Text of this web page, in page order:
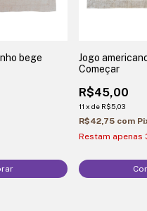
bege
Jogo
Começar
R$45,00
11 xde R$5,03
R$42,75 com
Restam apenas